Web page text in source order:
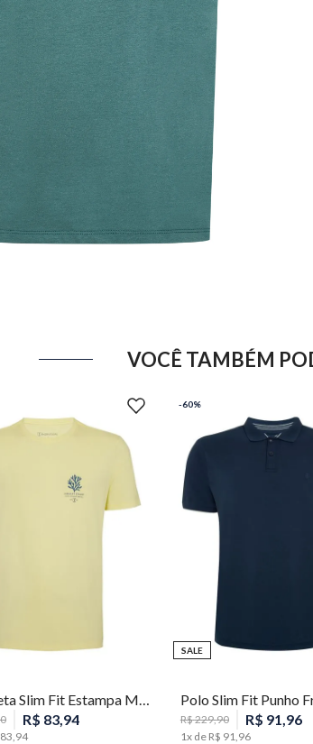
VOCÊ TAMBÉM
PP P M
Camiseta Slim Fit Estampa Masculina Individual
R$ 83,94
83 94
-60%
SALE P
R$229,90 R$ 91,96
1x de R$ 91 96